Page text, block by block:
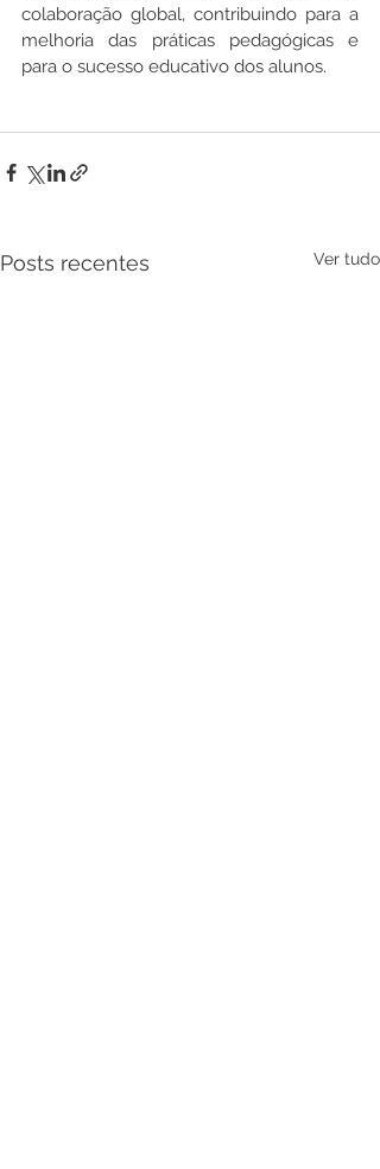
colaboração global, contribuindo para a
melhoria das práticas pedagógicas e
para o sucesso educativo dos alunos.
Posts recentes Ver tudo